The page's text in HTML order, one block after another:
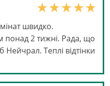
швидко.
понад 2 тижні. Рада, що
Теплі відтінки